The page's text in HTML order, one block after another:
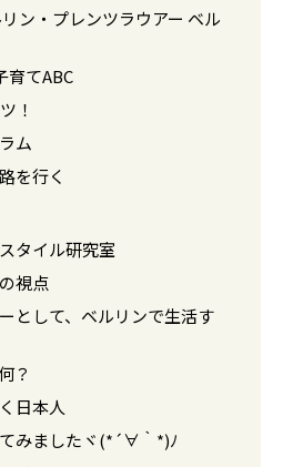
ン・プレンツラウアー ベル
育てABC
！
ム
を行く
タイル研究室
視点
として、ベルリンで生活す
？
日本人
みましたヾ(*´∀｀*)ﾉ